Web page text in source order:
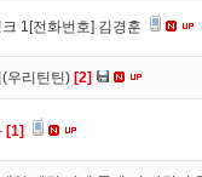
1[전화번호] 김경훈
우리틴틴) [2]
[1]